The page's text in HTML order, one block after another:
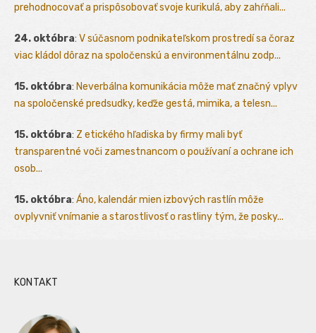
prehodnocovať a prispôsobovať svoje kurikulá, aby zahŕňali...
24. októbra: V súčasnom podnikateľskom prostredí sa čoraz
viac kládol dôraz na spoločenskú a environmentálnu zodp...
15. októbra: Neverbálna komunikácia môže mať značný vplyv
na spoločenské predsudky, keďže gestá, mimika, a telesn...
15. októbra: Z etického hľadiska by firmy mali byť
transparentné voči zamestnancom o používaní a ochrane ich
osob...
15. októbra: Áno, kalendár mien izbových rastlín môže
ovplyvniť vnímanie a starostlivosť o rastliny tým, že posky...
KONTAKT